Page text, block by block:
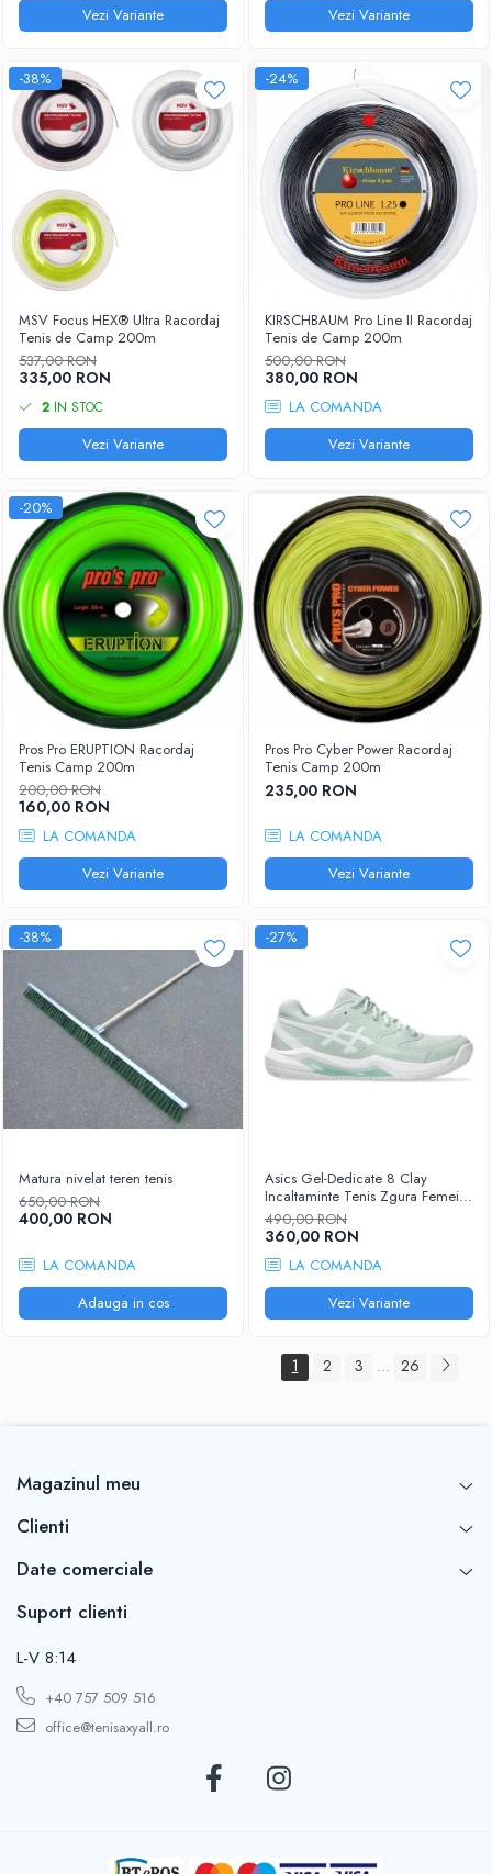
Vezi Variante
Vezi Variante
-38%
MSV Focus HEX® Ultra Racordaj
Tenis de Camp 200m
537,00 RON
335,00 RON
2 IN STOC
Vezi Variante
-24%
KIRSCHBAUM Pro Line II Racordaj
Tenis de Camp 200m
500,00 RON
380,00 RON
LA COMANDA
Vezi Variante
-20%
Pros Pro ERUPTION Racordaj
Tenis Camp 200m
200,00 RON
160,00 RON
LA COMANDA
Vezi Variante
Pros Pro Cyber Power Racordaj
Tenis Camp 200m
235,00 RON
LA COMANDA
Vezi Variante
-38%
Matura nivelat teren tenis
650,00 RON
400,00 RON
LA COMANDA
Adauga in cos
-27%
Asics Gel-Dedicate 8 Clay
Incaltaminte Tenis Zgura Femei
Gri albastrui, Alb
490,00 RON
360,00 RON
LA COMANDA
Vezi Variante
1 2 3 ... 26
Magazinul meu
Clienti
Date comerciale
Suport clienti
L-V 8:14
+40 757 509 516
office@tenisaxyall.ro